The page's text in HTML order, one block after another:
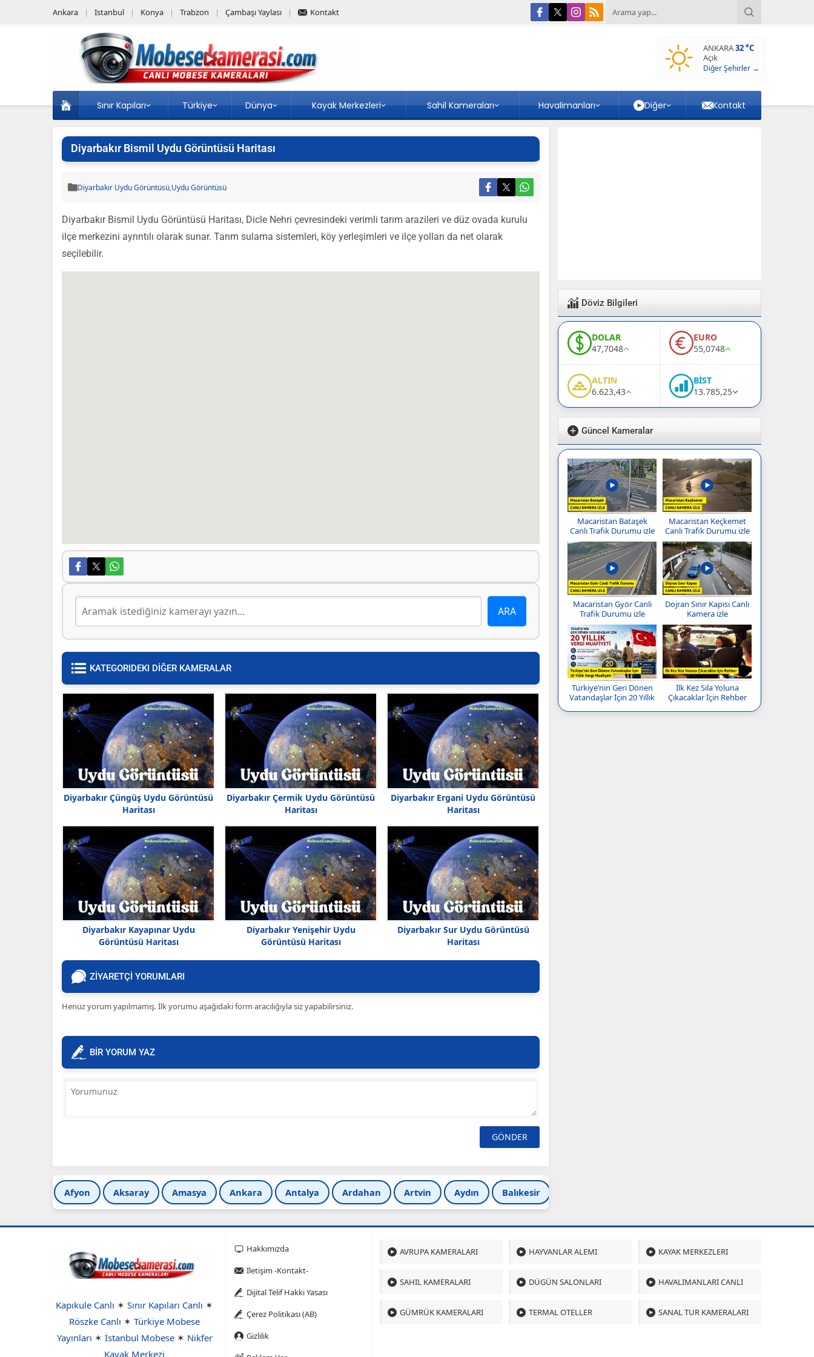
Ankara Istanbul Konya Trabzon Çambaşı Yaylası Kontakt
ANKARA32 °C
Açık
Diğer Şehirler →
Sınır Kapıları Türkiye Dünya Kayak Merkezleri Sahil Kameraları Havalimanları Diğer Kontakt
Diyarbakır Bismil Uydu Görüntüsü Haritası
Diyarbakır Uydu Görüntüsü,Uydu Görüntüsü
Diyarbakır Bismil Uydu Görüntüsü Haritası, Dicle Nehri çevresindeki verimli tarım arazileri ve düz ovada kurulu
ilçe merkezini ayrıntılı olarak sunar. Tarım sulama sistemleri, köy yerleşimleri ve ilçe yolları da net olarak
seçilebilir.
KATEGORIDEKI DİĞER KAMERALAR
Diyarbakır Çüngüş Uydu Görüntüsü
Haritası
Diyarbakır Çermik Uydu Görüntüsü
Haritası
Diyarbakır Ergani Uydu Görüntüsü
Haritası
Diyarbakır Kayapınar Uydu
Görüntüsü Haritası
Diyarbakır Yenişehir Uydu
Görüntüsü Haritası
Diyarbakır Sur Uydu Görüntüsü
Haritası
ZİYARETÇİ YORUMLARI
Henüz yorum yapılmamış. İlk yorumu aşağıdaki form aracılığıyla siz yapabilirsiniz.
BİR YORUM YAZ
Afyon Aksaray Amasya Ankara Antalya Ardahan Artvin Aydın Balıkesir
Döviz Bilgileri
DOLAR
47,7048
EURO
55,0748
ALTIN
6.623,43
BİST
13.785,25
Güncel Kameralar
Macaristan Bataşek
Canlı Trafik Durumu izle
Macaristan Keçkemet
Canlı Trafik Durumu izle
Macaristan Györ Canli
Trafik Durumu izle
Dojran Sınır Kapısı Canlı
Kamera izle
Türkiye’nin Geri Dönen
Vatandaşlar İçin 20 Yıllık
İlk Kez Sıla Yoluna
Çıkacaklar İçin Rehber
Kapıkule Canlı ✶ Sınır Kapıları Canlı ✶
Röszke Canlı ✶ Türkiye Mobese
Yayınları ✶ İstanbul Mobese✶ Nikfer
Kayak Merkezi
Hakkımızda
Iletişim -Kontakt-
Dijital Telif Hakki Yasası
Çerez Politikası (AB)
Gizlilik
AVRUPA KAMERALARI HAYVANLAR ALEMI KAYAK MERKEZLERI
SAHIL KAMERALARI DÜGÜN SALONLARI HAVALIMANLARI CANLI
GÜMRÜK KAMERALARI TERMAL OTELLER SANAL TUR KAMERALARI